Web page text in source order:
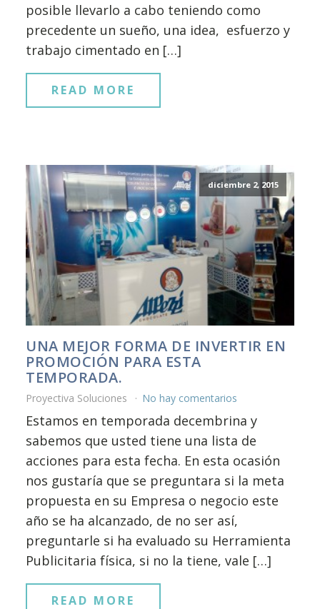
posible llevarlo a cabo teniendo como
precedente un sueño, una idea, esfuerzo y
trabajo cimentado en […]
READ MORE
diciembre 2, 2015
UNA MEJOR FORMA DE INVERTIR EN
PROMOCIÓN PARA ESTA
TEMPORADA.
Proyectiva Soluciones No hay comentarios
Estamos en temporada decembrina y
sabemos que usted tiene una lista de
acciones para esta fecha. En esta ocasión
nos gustaría que se preguntara si la meta
propuesta en su Empresa o negocio este
año se ha alcanzado, de no ser así,
preguntarle si ha evaluado su Herramienta
Publicitaria física, si no la tiene, vale […]
READ MORE